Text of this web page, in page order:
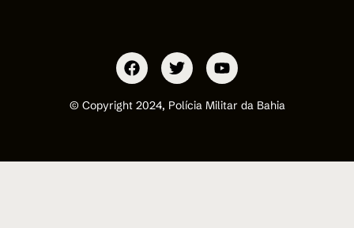
© Copyright 2024, Polícia Militar da Bahia